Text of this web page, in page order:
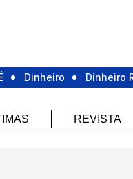
Dinheiro Dinheiro
REVISTA